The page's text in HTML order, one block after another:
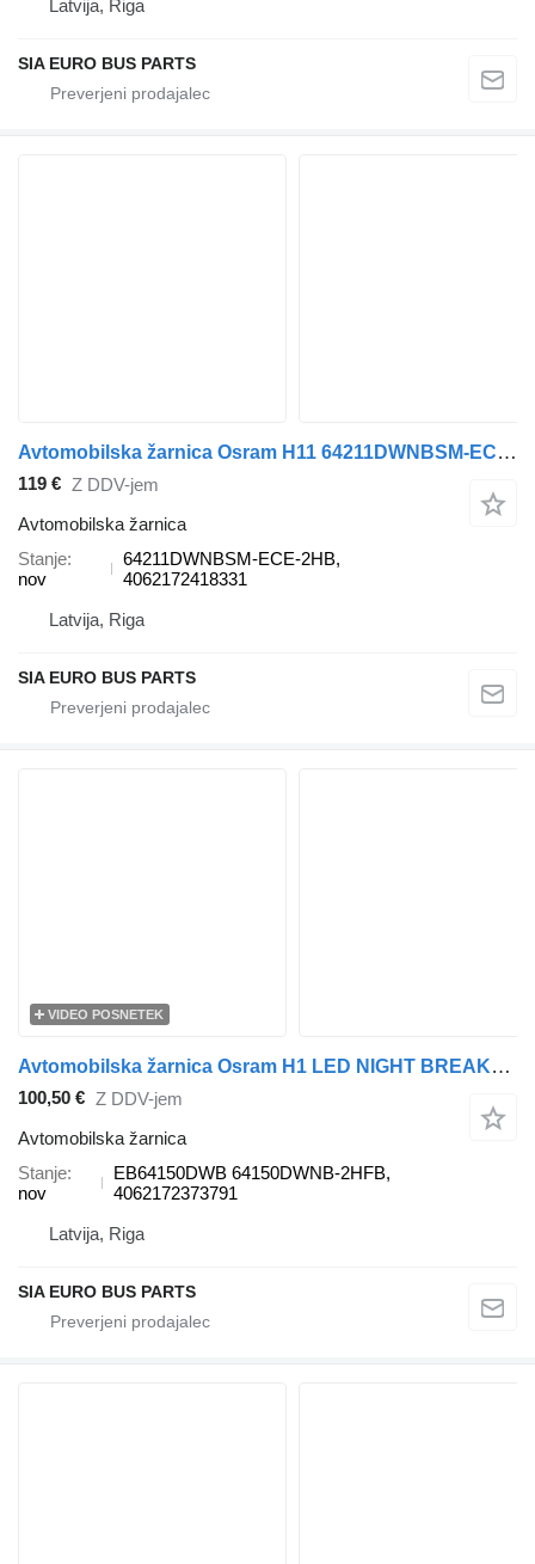
Latvija, Riga
SIA EURO BUS PARTS
Avtomobilska žarnica Osram H11 64211DWNBSM-ECE-2HB za vozilo
119 € Z DDV-jem
Avtomobilska žarnica
Stanje
nov
64211DWNBSM-ECE-2HB,
4062172418331
Latvija, Riga
SIA EURO BUS PARTS
VIDEO POSNETEK
Avtomobilska žarnica Osram H1 LED NIGHT BREAKER/ STREET LEGAL EB64150DWB za vozilo
100,50 € Z DDV-jem
Avtomobilska žarnica
Stanje
nov
EB64150DWB 64150DWNB-2HFB,
4062172373791
Latvija, Riga
SIA EURO BUS PARTS